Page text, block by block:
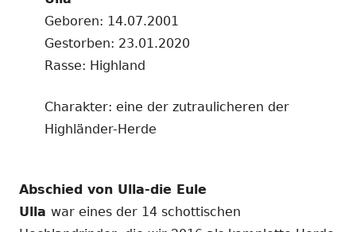
Geboren: 14.07.2001
Gestorben: 23.01.2020
Rasse: Highland
Charakter: eine der zutraulicheren der
Highländer-Herde
Abschied von Ulla-die Eule
Ulla war eines der 14 schottischen